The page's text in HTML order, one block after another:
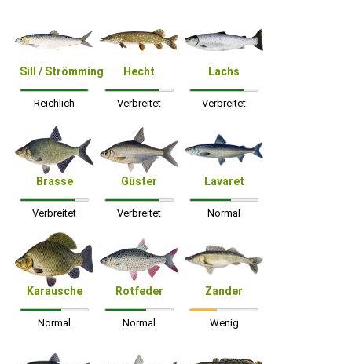
Sill / Strömming
Reichlich
Hecht
Verbreitet
Lachs
Verbreitet
Brasse
Verbreitet
Güster
Verbreitet
Lavaret
Normal
Karausche
Normal
Rotfeder
Normal
Zander
Wenig